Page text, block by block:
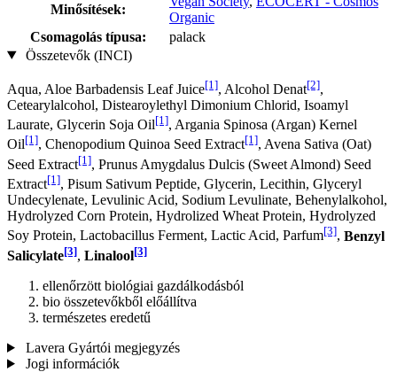
Minősítések:
Organic
Csomagolás típusa:
palack
Összetevők (INCI)
Aqua, Aloe Barbadensis Leaf Juice[1], Alcohol Denat[2],
Cetearylalcohol, Distearoylethyl Dimonium Chlorid, Isoamyl
Laurate, Glycerin Soja Oil[1], Argania Spinosa (Argan) Kernel
Oil[1], Chenopodium Quinoa Seed Extract[1], Avena Sativa (Oat)
Seed Extract[1], Prunus Amygdalus Dulcis (Sweet Almond) Seed
Extract[1], Pisum Sativum Peptide, Glycerin, Lecithin, Glyceryl
Undecylenate, Levulinic Acid, Sodium Levulinate, Behenylalkohol,
Hydrolyzed Corn Protein, Hydrolized Wheat Protein, Hydrolyzed
Soy Protein, Lactobacillus Ferment, Lactic Acid, Parfum[3], Benzyl
Salicylate[3], Linalool[3]
ellenőrzött biológiai gazdálkodásból
bio összetevőkből előállítva
természetes eredetű
Lavera Gyártói megjegyzés
Jogi információk